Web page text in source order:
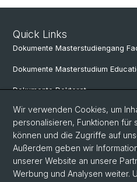
Quick Links
Dokumente Masterstudiengang
Dokumente Masterstudium
Dokumente Doktorat
Social Media
LinkedIn
Wir verwenden Cookies, um
personalisieren, Funktionen für
können und die Zugriffe auf
Außerdem geben wir
unserer Website an unsere
Werbung und Analysen weiter.